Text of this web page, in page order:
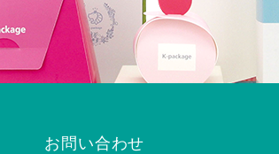
お問い合わせ